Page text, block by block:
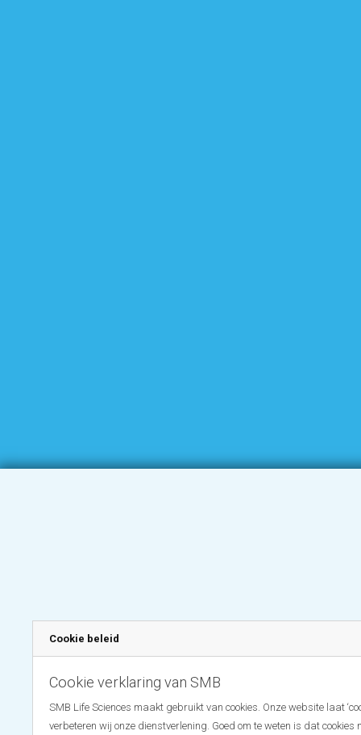
Cookie beleid
Cookie verklaring van SMB
SMB Life Sciences maakt gebruikt van cookies. Onze website laat
verbeteren wij onze dienstverlening. Goed om te weten is dat